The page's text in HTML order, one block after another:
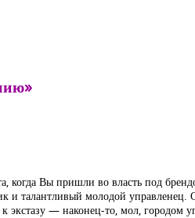
когда Вы пришли во власть под
и талантливый молодой
экстазу — наконец-то, мол, городом